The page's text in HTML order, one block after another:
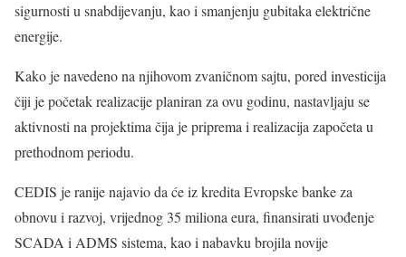
sigurnosti u snabdijevanju, kao i smanjenju gubitaka električne
energije.
Kako je navedeno na njihovom zvaničnom sajtu, pored investicija
čiji je početak realizacije planiran za ovu godinu, nastavljaju se
aktivnosti na projektima čija je priprema i realizacija započeta u
prethodnom periodu.
CEDIS je ranije najavio da će iz kredita Evropske banke za
obnovu i razvoj, vrijednog 35 miliona eura, finansirati uvođenje
SCADA i ADMS sistema, kao i nabavku brojila novije